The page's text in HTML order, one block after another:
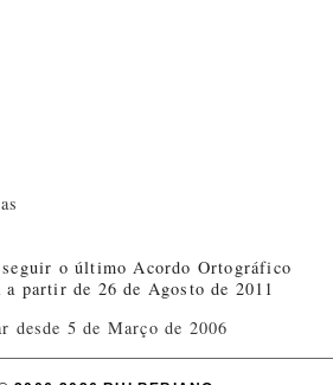
seguir o último Acordo Ortográfico
partir de 26 de Agosto de 2011
desde 5 de Março de 2006